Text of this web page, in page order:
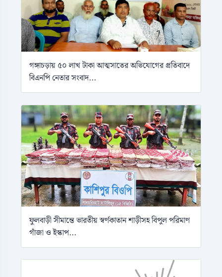
গঙ্গাচড়ায় ৫০ লাখ টাকা আত্মসাতের অভিযোগের প্রতিবাদে
বিএনপি নেতার সংবাদ...
ফুলবাড়ী সীমান্তে ভারতীয় স্বর্ণকাতান শাড়ীসহ বিপুল পরিমাণ
গাঁজা ও ইস্কাপ...